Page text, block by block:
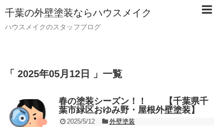
千葉の外壁塗装ならハウスメイク
ハウスメイクのスタッフブログ
「 2025年05月12日 」一覧
春の塗装シーズン！！ 【千葉県千
葉市緑区おゆみ野・屋根外壁塗装】
2025/5/12
外壁塗装